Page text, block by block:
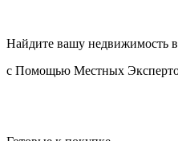
Найдите вашу недвижимость
с Помощью Местных